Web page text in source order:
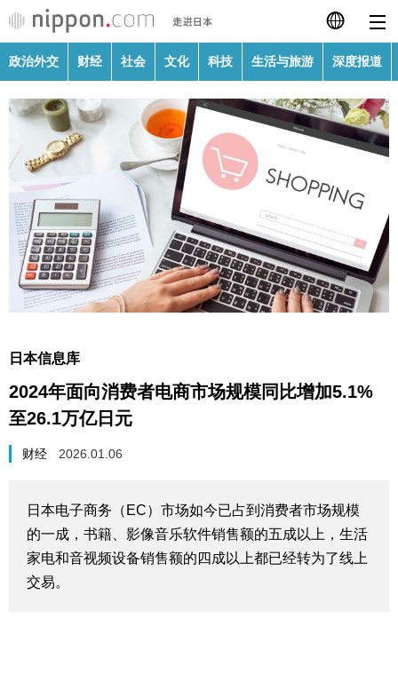
日本語
English
繁體字
Français
Español
العربية
政治外交
财经
社会
生活与旅游
视觉日本
新闻
政治外交 财经 社会 文化 科技 生活与旅游 深度报道
日本信息库
2024年面向消费者电商市场规模同比增加5.1%
至26.1万亿日元
财经 2026.01.06
日本电子商务（EC）市场如今已占到消费者市场规模
的一成，书籍、影像音乐软件销售额的五成以上，生活
家电和音视频设备销售额的四成以上都已经转为了线上
交易。